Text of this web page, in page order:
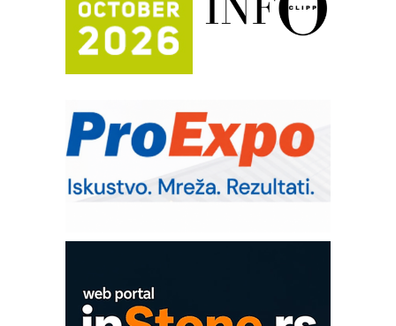
Trajna oznaka kao dugoročna korist
Bezbednost na prvom mestu!
IB BLUMENAUER - više od 40 godina
poverenja u industriji
– Pametna signalizacija za efikasnije
upravljanje mašinama
Sigurnije ispitivanje transformatora u
solarnim elektranama i vetroparkovima
Pranje točkova na gradilištu- standard
Proizvodnja iC7 Hybrid 1500 VDC
COMBYPACK